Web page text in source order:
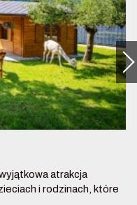
atrakcja
i rodzinach, które